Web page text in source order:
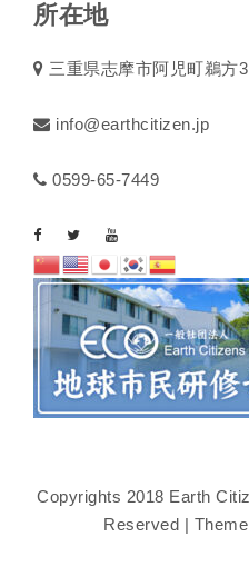
所在地
三重県志摩市阿児町鵜方
info@earthcitizen.jp
0599-65-7449
Copyrights 2018 Earth
Reserved |